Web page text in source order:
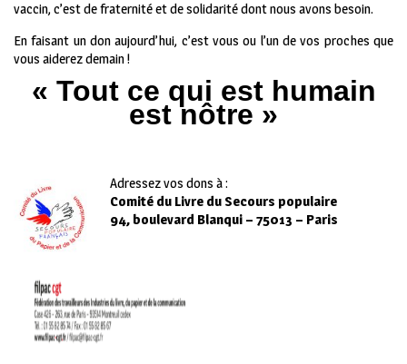
vaccin, c’est de fraternité et de solidarité dont nous avons besoin.
En faisant un don aujourd’hui, c’est vous ou l’un de vos proches que
vous aiderez demain !
« Tout ce qui est humain
est nôtre »
Adressez vos dons à :
Comité du Livre du Secours populaire
94, boulevard Blanqui – 75013 – Paris